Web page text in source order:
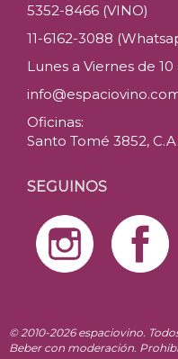
5352-8466 (VINO)
11-6162-3088
Lunes a Viernes de 10
Oficinas:
Santo Tomé 3852,
SEGUINOS
© 2010-2026 espaciovino.
Beber con moderación.